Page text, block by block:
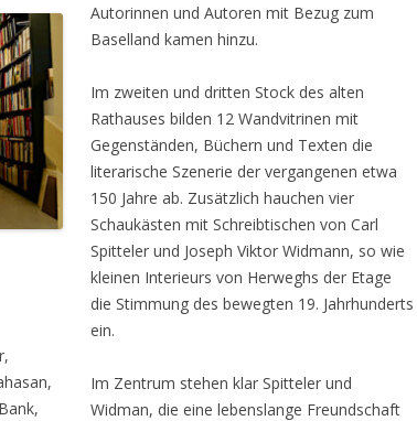
Autorinnen und Autoren mit Bezug zum
Baselland kamen hinzu.
Im zweiten und dritten Stock des alten
Rathauses bilden 12 Wandvitrinen mit
Gegenständen, Büchern und Texten die
literarische Szenerie der vergangenen etwa
150 Jahre ab. Zusätzlich hauchen vier
Schaukästen mit Schreibtischen von Carl
Spitteler und Joseph Viktor Widmann, so wie
kleinen Interieurs von Herweghs der Etage
die Stimmung des bewegten 19. Jahrhunderts
ein.
Im Zentrum stehen klar Spitteler und
Widman, die eine lebenslange Freundschaft